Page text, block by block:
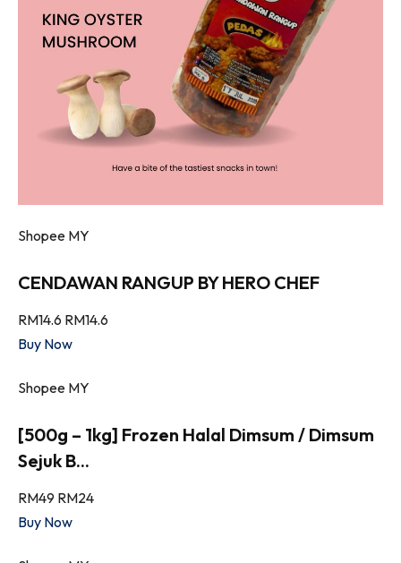
Shopee MY
CENDAWAN RANGUP BY HERO CHEF
RM14.6 RM14.6
Buy Now
Shopee MY
[500g – 1kg] Frozen Halal Dimsum / Dimsum
Sejuk B...
RM49 RM24
Buy Now